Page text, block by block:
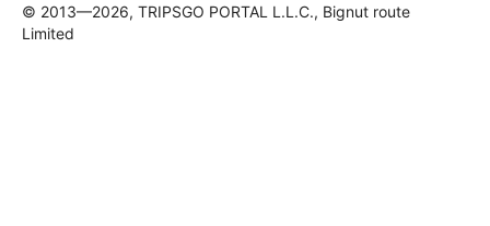
© 2013—2026, TRIPSGO PORTAL L.L.C., Bignut route
Limited